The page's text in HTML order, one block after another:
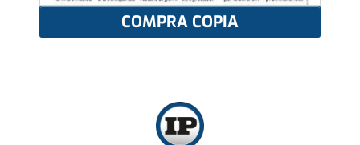
COMPRA COPIA